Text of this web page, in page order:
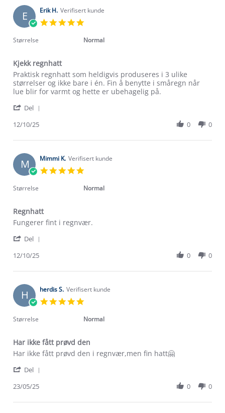
on
6
May
E Erik H. Verifisert kunde
rating
Størrelse Normal
Kjekk regnhatt
Review
by
Erik
on
Oct
review
stating
Kjekk
Praktisk regnhatt som heldigvis produseres i 3 ulike
størrelser og ikke bare i én. Fin å benytte i småregn når
lue blir for varmt og hette er ubehagelig på.
Del
Erik
on
12
Oct
12/10/25 0 0
M Mimmi K. Verifisert kunde
rating
Størrelse Normal
Regnhatt
Review
Mimmi
on
Oct
review
Regnhatt
Fungerer fint i regnvær.
Del
Mimmi
on
12
Oct
12/10/25 0 0
H herdis S. Verifisert kunde
rating
Størrelse Normal
Har ikke fått prøvd den
Review
herdis
on
May
review
Har
fått
den
Har ikke fått prøvd den i regnvær,men fin hatt🤗
Del
herdis
23/05/25 0 0